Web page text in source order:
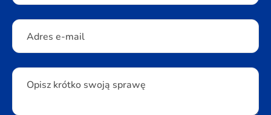
Adres e-mail
Opisz krótko swoją sprawę